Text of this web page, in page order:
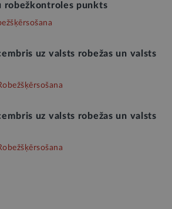
robežkontroles punkts
uz valsts robežas un valsts
uz valsts robežas un valsts